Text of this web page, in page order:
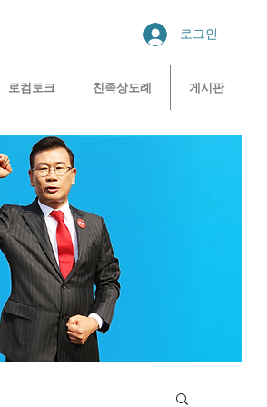
로그인
로컴토크 친족상도례 게시판